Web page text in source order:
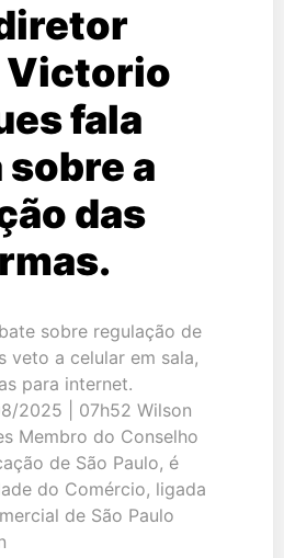
Victorio
fala
sobre a
das
sobre regulação de
veto a celular em sala,
para internet.
2025 | 07h52 Wilson
Membro do Conselho
de São Paulo, é
do Comércio, ligada
de São Paulo